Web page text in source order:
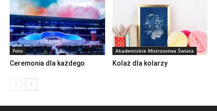
Foto
Ceremonia dla każdego
Akademickie Mistrzostwa Świata
Kolaż dla kolarzy